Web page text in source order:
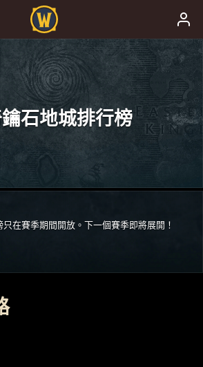
石地城排行榜
在賽季期間開放。下一個賽季即將展開！